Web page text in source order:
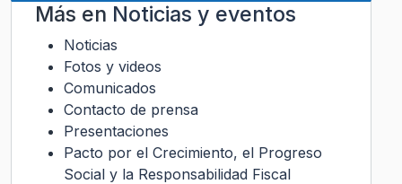
Más en Noticias y eventos
Noticias
Fotos y videos
Comunicados
Contacto de prensa
Presentaciones
Pacto por el Crecimiento, el Progreso
Social y la Responsabilidad Fiscal